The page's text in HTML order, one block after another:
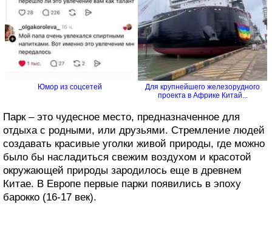
Юмор из соцсетей
Для крупнейшего железорудного
проекта в Африке Китай...
Парк – это чудесное место, предназначенное для
отдыха с родными, или друзьями. Стремление людей
создавать красивые уголки живой природы, где можно
было бы насладиться свежим воздухом и красотой
окружающей природы зародилось еще в древнем
Китае. В Европе первые парки появились в эпоху
барокко (16-17 век).